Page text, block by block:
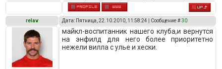
relav Дата: Пятница, 22.10.2010, 11:58:24 | Сообщение #30
майкл-воспитанник нашего клуба,и вернутся
на энфилд для него более приоритетно
нежели вилла с улье и хески.